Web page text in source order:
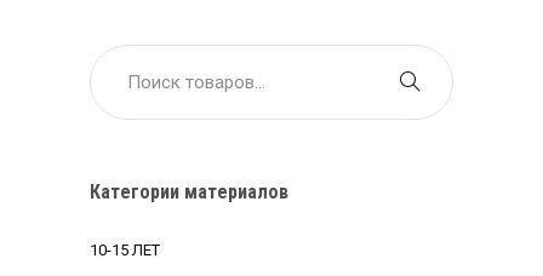
Категории материалов
10-15 ЛЕТ